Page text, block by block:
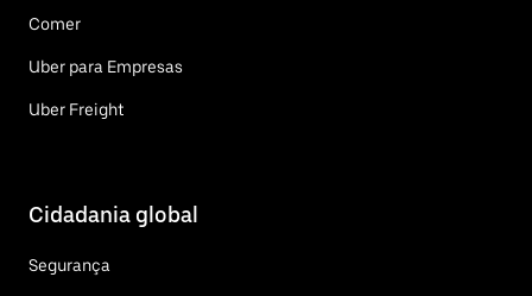
Comer
Uber para Empresas
Uber Freight
Cidadania global
Segurança